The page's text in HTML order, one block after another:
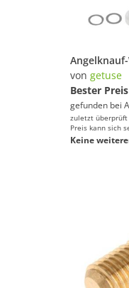
von getuse
Bester Preis
gefunden bei
zuletzt überprüft
Preis kann sich
Keine